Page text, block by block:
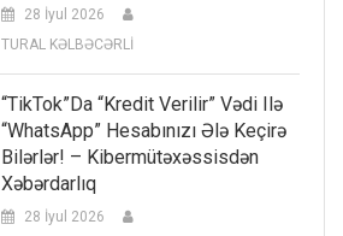
28 İyul 2026
TURAL KƏLBƏCƏRLİ
“TikTok”da “kredit Verilir” Vədi Ilə
“WhatsApp” Hesabınızı Ələ Keçirə
Bilərlər! – Kibermütəxəssisdən
Xəbərdarlıq
28 İyul 2026